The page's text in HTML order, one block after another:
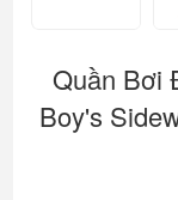
Quần Bơi
Boy's